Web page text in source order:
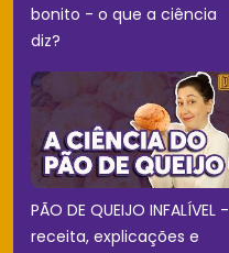
bonito - o que a ciência
diz?
PÃO DE QUEIJO INFALÍVEL -
receita, explicações e